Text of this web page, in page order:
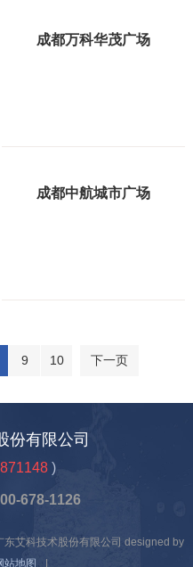
成都万科华茂广场
成都中航城市广场
9 10 下一页
份有限公司
871148 )
678-1126
艾科技术股份有限公司 designed by
站地图